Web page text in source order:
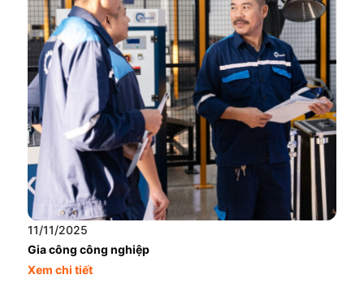
11/11/2025
Gia công công nghiệp
Xem chi tiết